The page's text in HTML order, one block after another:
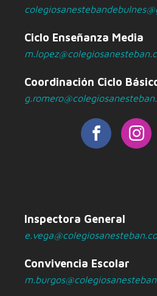
Ciclo Enseñanza Media
Coordinación Ciclo
Inspectora General
Convivencia Escolar